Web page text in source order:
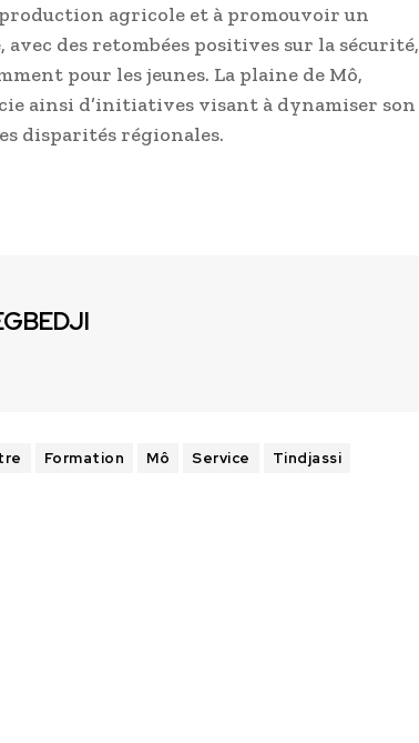
agricole et à promouvoir un
des retombées positives sur la sécurité,
pour les jeunes. La plaine de Mô,
ainsi d’initiatives visant à dynamiser son
disparités régionales.
Formation Mô Service Tindjassi